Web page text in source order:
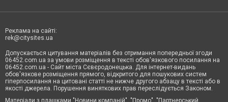
Реклама на сайті:
rek@citysites.ua
Допускається цитування матеріалів без отримання попередньої згоди
06452.com.ua за умови розміщення в тексті обов'язкового посилання на
06452.com.ua - Сайт міста Сєвєродонецька. Для інтернет-видань
обов'язкове розміщення прямого, відкритого для пошукових систем
гіперпосилання на цитовані статті не нижче другого абзацу в тексті або в
якості джерела. Порушення виняткових прав переслідується Законом.
Матеріали з плашками "Новини компаній", "Промо", "Партнерський